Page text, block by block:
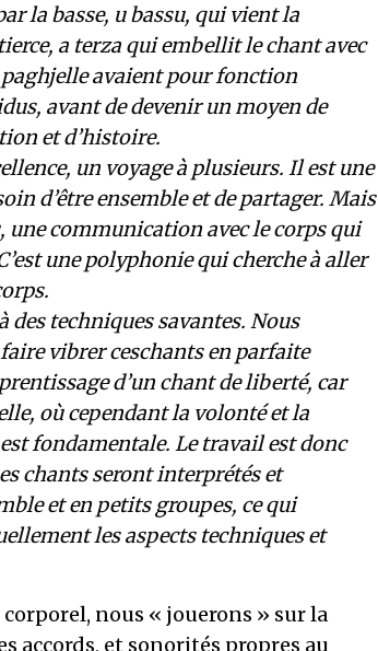
la basse, u bassu, qui vient la
a terza qui embellit le chant avec
paghjelle avaient pour fonction
avant de devenir un moyen de
et d’histoire.
un voyage à plusieurs. Il est une
d’être ensemble et de partager. Mais
communication avec le corps qui
une polyphonie qui cherche à aller
techniques savantes. Nous
vibrer ceschants en parfaite
d’un chant de liberté, car
où cependant la volonté et la
fondamentale. Le travail est donc
chants seront interprétés et
et en petits groupes, ce qui
les aspects techniques et
nous « jouerons » sur la
accords, et sonorités propres au